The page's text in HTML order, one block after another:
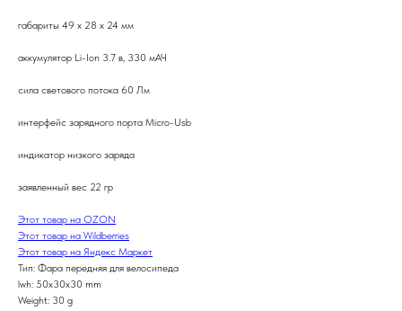
габариты 49 х 28 х 24 мм
аккумулятор Li-Ion 3.7 в, 330 мАЧ
сила светового потока 60 Лм
интерфейс зарядного порта Micro-Usb
индикатор низкого заряда
заявленный вес 22 гр
Этот товар на OZON
Этот товар на Wildberries
Этот товар на Яндекс Маркет
Тип: Фара передняя для велосипеда
lwh: 50x30x30 mm
Weight: 30 g